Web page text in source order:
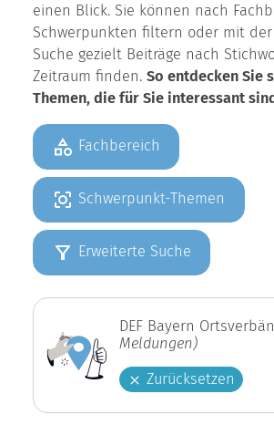
einen Blick. Sie können nach
Schwerpunkten filtern oder mit
Suche gezielt Beiträge nach
Zeitraum finden. So entdecken Sie
Themen, die für Sie interessant
Fachbereich
Schwerpunkt-Themen
Erweiterte Suche
DEF Bayern
Meldungen)
Zurücksetzen